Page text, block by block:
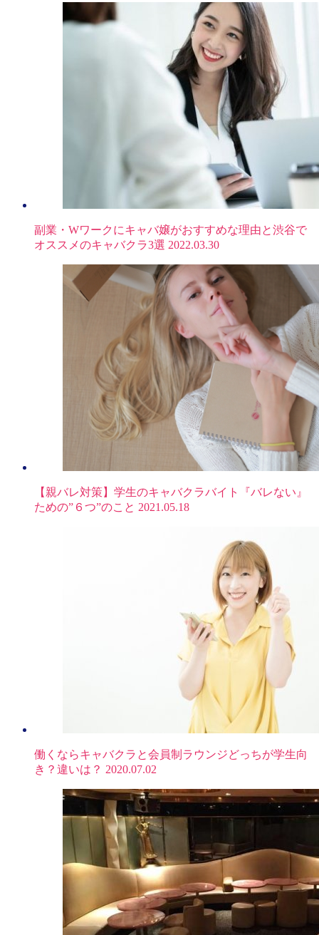
副業・Wワークにキャバ嬢がおすすめな理由と渋谷で
オススメのキャバクラ3選 2022.03.30
【親バレ対策】学生のキャバクラバイト『バレない』
ための”６つ”のこと 2021.05.18
働くならキャバクラと会員制ラウンジどっちが学生向
き？違いは？ 2020.07.02